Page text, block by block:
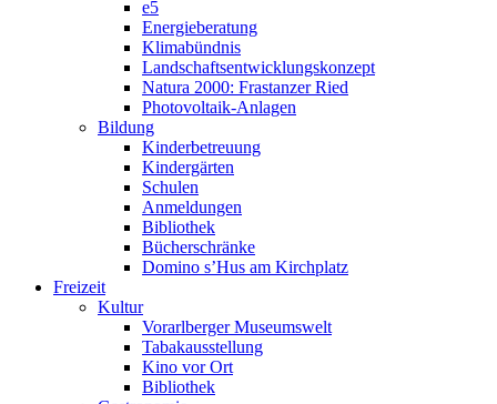
e5
Energieberatung
Klimabündnis
Landschaftsentwicklungskonzept
Natura 2000: Frastanzer Ried
Photovoltaik-Anlagen
Bildung
Kinderbetreuung
Kindergärten
Schulen
Anmeldungen
Bibliothek
Bücherschränke
Domino s’Hus am Kirchplatz
Freizeit
Kultur
Vorarlberger Museumswelt
Tabakausstellung
Kino vor Ort
Bibliothek